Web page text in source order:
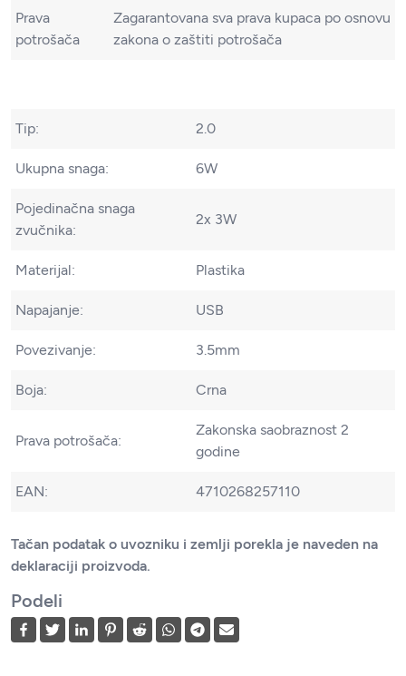
Prava
potrošača
Zagarantovana sva prava kupaca po osnovu
zakona o zaštiti potrošača
Tip: 2.0
Ukupna snaga: 6W
Pojedinačna snaga
zvučnika:
2x 3W
Materijal: Plastika
Napajanje: USB
Povezivanje: 3.5mm
Boja: Crna
Prava potrošača:
Zakonska saobraznost 2
godine
EAN: 4710268257110
Tačan podatak o uvozniku i zemlji porekla je naveden na
deklaraciji proizvoda.
Podeli